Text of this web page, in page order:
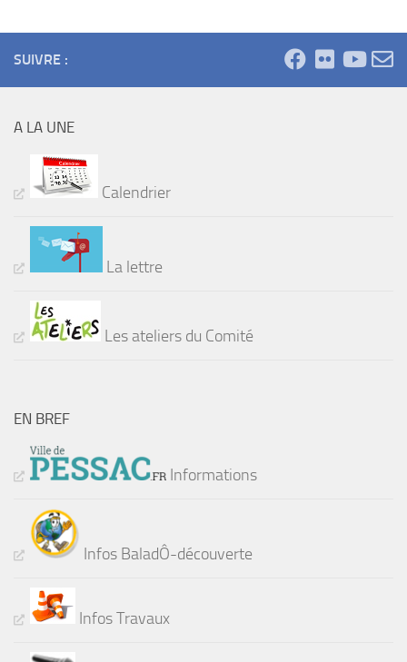
SUIVRE :
A LA UNE
Calendrier
La lettre
Les ateliers du Comité
EN BREF
Informations
Infos BaladÔ-découverte
Infos Travaux